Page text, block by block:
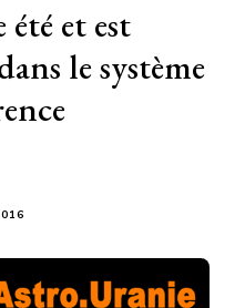
et est
le système